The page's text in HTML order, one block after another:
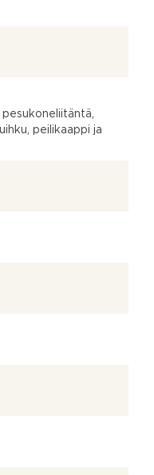
pesukoneliitäntä,
peilikaappi ja